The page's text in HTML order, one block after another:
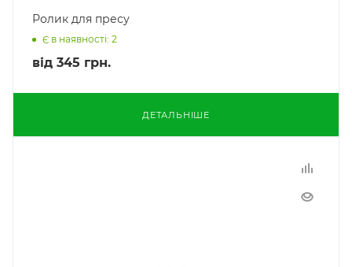
Ролик для пресу
Є в наявності: 2
від 345 грн.
ДЕТАЛЬНІШЕ